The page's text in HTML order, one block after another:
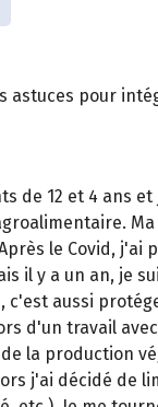
astuces pour
de 12 et 4 ans et
le Covid, j'ai
il y a un an, je
c'est aussi
d'un travail
la production
j'ai décidé de